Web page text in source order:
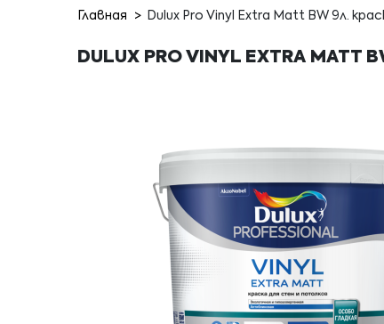
Главная Dulux Pro Vinyl Extra Matt BW 9л.
DULUX PRO VINYL EXTRA